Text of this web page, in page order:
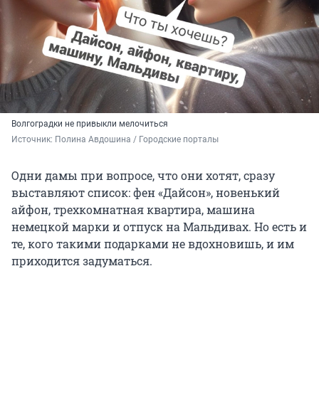
Волгоградки не привыкли мелочиться
Источник: Полина Авдошина / Городские порталы
Одни дамы при вопросе, что они хотят, сразу
выставляют список: фен «Дайсон», новенький
айфон, трехкомнатная квартира, машина
немецкой марки и отпуск на Мальдивах. Но есть и
те, кого такими подарками не вдохновишь, и им
приходится задуматься.